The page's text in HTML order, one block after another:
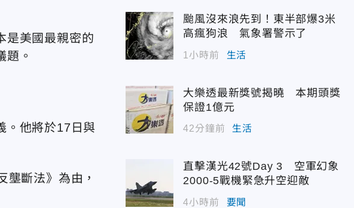
是美國最親密的
題。
。他將於17日與
斷法》為由，
颱風沒來浪先到！東半部爆3米
高瘋狗浪 氣象署警示了
1小時前 生活
大樂透最新獎號揭曉 本期頭獎
保證1億元
42分鐘前 生活
直擊漢光42號Day 3 空軍幻象
2000-5戰機緊急升空迎敵
4小時前 要聞